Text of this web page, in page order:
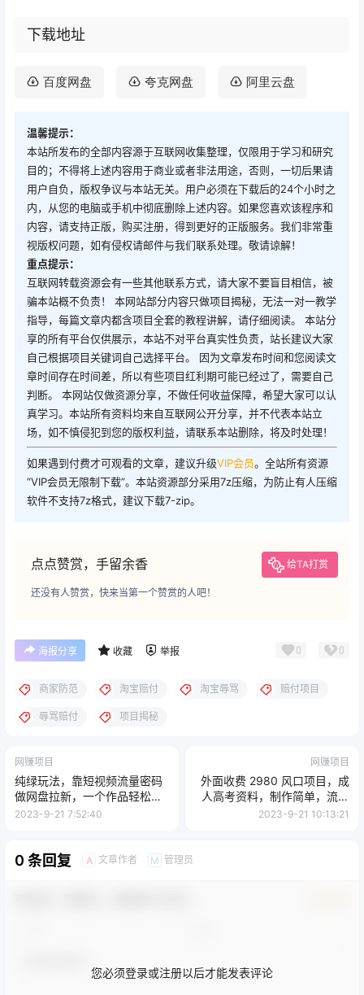
下载地址
百度网盘 夸克网盘 阿里云盘
温馨提示：
本站所发布的全部内容源于互联网收集整理，仅限用于学习和研究
目的；不得将上述内容用于商业或者非法用途，否则，一切后果请
用户自负，版权争议与本站无关。用户必须在下载后的24个小时之
内，从您的电脑或手机中彻底删除上述内容。如果您喜欢该程序和
内容，请支持正版，购买注册，得到更好的正版服务。我们非常重
视版权问题，如有侵权请邮件与我们联系处理。敬请谅解！
重点提示：
互联网转载资源会有一些其他联系方式，请大家不要盲目相信，被
骗本站概不负责！ 本网站部分内容只做项目揭秘，无法一对一教学
指导，每篇文章内都含项目全套的教程讲解，请仔细阅读。 本站分
享的所有平台仅供展示，本站不对平台真实性负责，站长建议大家
自己根据项目关键词自己选择平台。 因为文章发布时间和您阅读文
章时间存在时间差，所以有些项目红利期可能已经过了，需要自己
判断。 本网站仅做资源分享，不做任何收益保障，希望大家可以认
真学习。本站所有资料均来自互联网公开分享，并不代表本站立
场，如不慎侵犯到您的版权利益，请联系本站删除，将及时处理！
如果遇到付费才可观看的文章，建议升级VIP会员。全站所有资源
“VIP会员无限制下载”。本站资源部分采用7z压缩，为防止有人压缩
软件不支持7z格式，建议下载7-zip。
点点赞赏，手留余香 给TA打赏
还没有人赞赏，快来当第一个赞赏的人吧！
海报分享 收藏 举报 0 0
商家防范 淘宝赔付 淘宝辱骂 赔付项目
辱骂赔付 项目揭秘
网赚项目
纯绿玩法，靠短视频流量密码
做网盘拉新，一个作品轻松变
现 500+
2023-9-21 7:52:40
网赚项目
外面收费 2980 风口项目，成
人高考资料，制作简单，流量
巨大
2023-9-21 10:13:21
0 条回复 A 文章作者 M 管理员
您必须登录或注册以后才能发表评论